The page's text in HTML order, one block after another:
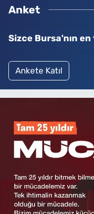
Anket
Sizce Bursa'nın
Ankete Katıl